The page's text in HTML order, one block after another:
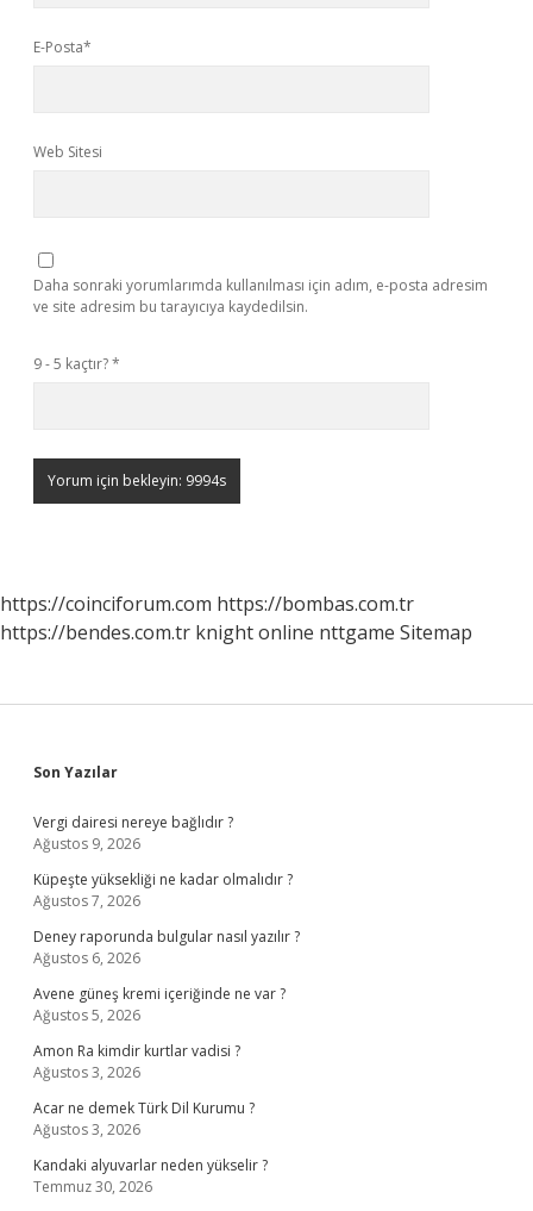
E-Posta*
Web Sitesi
Daha sonraki yorumlarımda kullanılması için adım, e-posta adresim
ve site adresim bu tarayıcıya kaydedilsin.
9 - 5 kaçtır?*
https://coinciforum.com https://bombas.com.tr
https://bendes.com.tr knight online nttgame Sitemap
Sidebar
Son Yazılar
Vergi dairesi nereye bağlıdır ?
Ağustos 9, 2026
Küpeşte yüksekliği ne kadar olmalıdır ?
Ağustos 7, 2026
Deney raporunda bulgular nasıl yazılır ?
Ağustos 6, 2026
Avene güneş kremi içeriğinde ne var ?
Ağustos 5, 2026
Amon Ra kimdir kurtlar vadisi ?
Ağustos 3, 2026
Acar ne demek Türk Dil Kurumu ?
Ağustos 3, 2026
Kandaki alyuvarlar neden yükselir ?
Temmuz 30, 2026